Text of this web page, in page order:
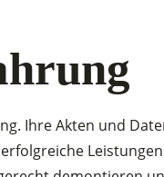
Ihre Akten und